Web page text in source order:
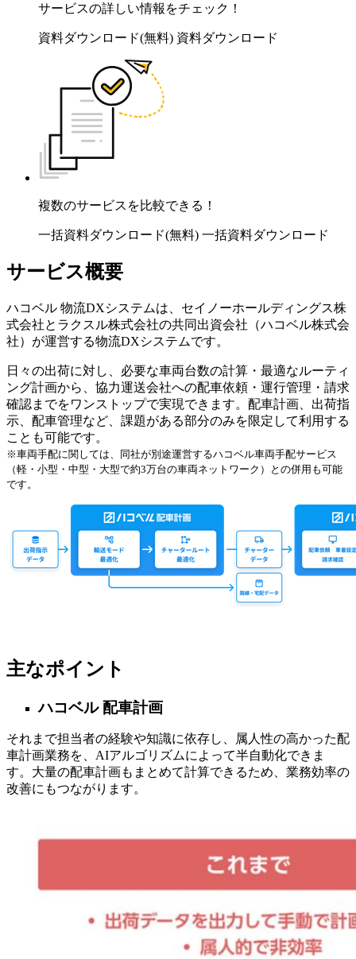
サービスの詳しい情報をチェック！
資料ダウンロード(無料) 資料ダウンロード
複数のサービスを比較できる！
一括資料ダウンロード(無料) 一括資料ダウンロード
サービス概要
ハコベル 物流DXシステムは、セイノーホールディングス株
式会社とラクスル株式会社の共同出資会社（ハコベル株式会
社）が運営する物流DXシステムです。
日々の出荷に対し、必要な車両台数の計算・最適なルーティ
ング計画から、協力運送会社への配車依頼・運行管理・請求
確認までをワンストップで実現できます。配車計画、出荷指
示、配車管理など、課題がある部分のみを限定して利用する
ことも可能です。
※車両手配に関しては、同社が別途運営するハコベル車両手配サービス
（軽・小型・中型・大型で約3万台の車両ネットワーク）との併用も可能
です。
主なポイント
ハコベル 配車計画
それまで担当者の経験や知識に依存し、属人性の高かった配
車計画業務を、AIアルゴリズムによって半自動化できま
す。大量の配車計画もまとめて計算できるため、業務効率の
改善にもつながります。